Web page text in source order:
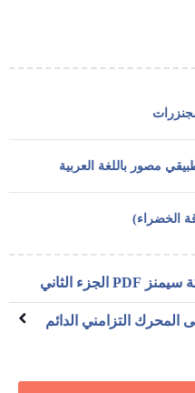
مصور باللغة العربية
الخضراء)
المحرك التزامني الدائم